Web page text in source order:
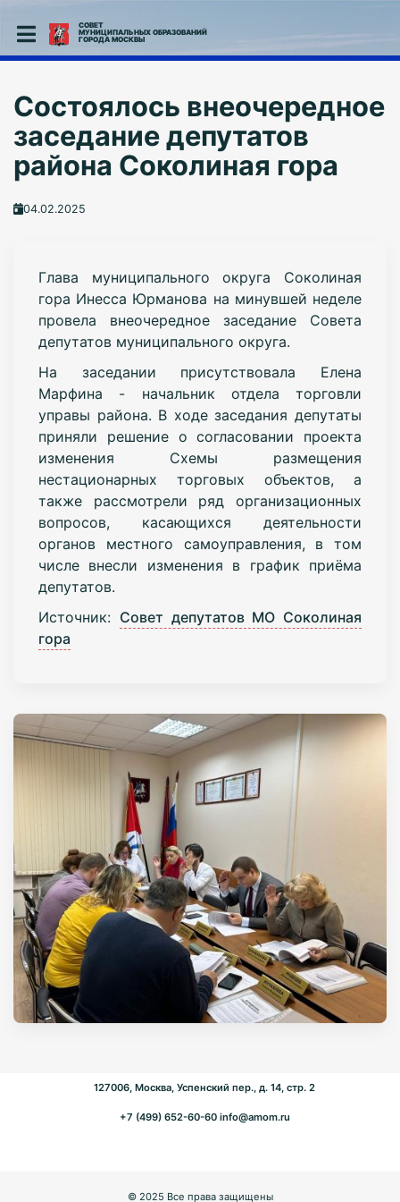
СОВЕТ
МУНИЦИПАЛЬНЫХ ОБРАЗОВАНИЙ
ГОРОДА МОСКВЫ
Состоялось внеочередное
заседание депутатов
района Соколиная гора
04.02.2025
Глава муниципального округа Соколиная
гора Инесса Юрманова на минувшей неделе
провела внеочередное заседание Совета
депутатов муниципального округа.
На заседании присутствовала Елена
Марфина - начальник отдела торговли
управы района. В ходе заседания депутаты
приняли решение о согласовании проекта
изменения Схемы размещения
нестационарных торговых объектов, а
также рассмотрели ряд организационных
вопросов, касающихся деятельности
органов местного самоуправления, в том
числе внесли изменения в график приёма
депутатов.
Источник: Совет депутатов МО Соколиная
гора
127006, Москва, Успенский пер., д. 14, стр. 2
+7 (499) 652-60-60 info@amom.ru
© 2025 Все права защищены